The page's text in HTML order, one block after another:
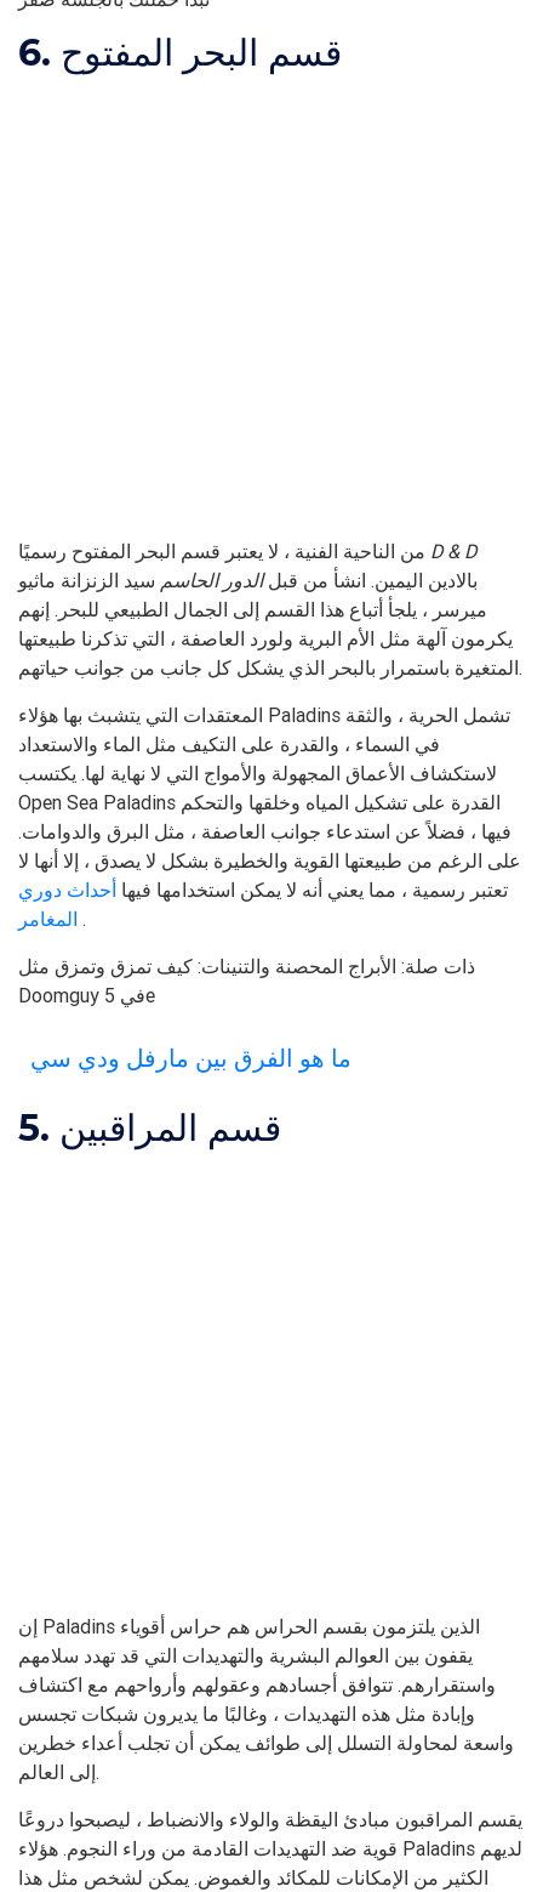
6. قسم البحر المفتوح
D & D
بالادين اليمين. انشأ من قبلالدور الحاسم سيد الزنزانة ماثيو
ميرسر ، يلجأ أتباع هذا القسم إلى الجمال الطبيعي للبحر. إنهم
يكرمون آلهة مثل الأم البرية ولورد العاصفة ، التي تذكرنا طبيعتها
المتغيرة باستمرار بالبحر الذي يشكل كل جانب من جوانب حياتهم.
المعتقدات التي يتشبث بها هؤلاء Paladins تشمل الحرية ، والثقة
في السماء ، والقدرة على التكيف مثل الماء والاستعداد
لاستكشاف الأعماق المجهولة والأمواج التي لا نهاية لها. يكتسب
Open Sea Paladins القدرة على تشكيل المياه وخلقها والتحكم
فيها ، فضلاً عن استدعاء جوانب العاصفة ، مثل البرق والدوامات.
على الرغم من طبيعتها القوية والخطيرة بشكل لا يصدق ، إلا أنها لا
تعتبر رسمية ، مما يعني أنه لا يمكن استخدامها فيها أحداث دوري
المغامر .
ذات صلة: الأبراج المحصنة والتنينات: كيف تمزق وتمزق مثل
Doomguy في 5e
ما هو الفرق بين مارفل ودي سي
5. قسم المراقبين
إن Paladins الذين يلتزمون بقسم الحراس هم حراس أقوياء
يقفون بين العوالم البشرية والتهديدات التي قد تهدد سلامهم
واستقرارهم. تتوافق أجسادهم وعقولهم وأرواحهم مع اكتشاف
وإبادة مثل هذه التهديدات ، وغالبًا ما يديرون شبكات تجسس
واسعة لمحاولة التسلل إلى طوائف يمكن أن تجلب أعداء خطرين
إلى العالم.
يقسم المراقبون مبادئ اليقظة والولاء والانضباط ، ليصبحوا دروعًا
قوية ضد التهديدات القادمة من وراء النجوم. هؤلاء Paladins لديهم
الكثير من الإمكانات للمكائد والغموض. يمكن لشخص مثل هذا